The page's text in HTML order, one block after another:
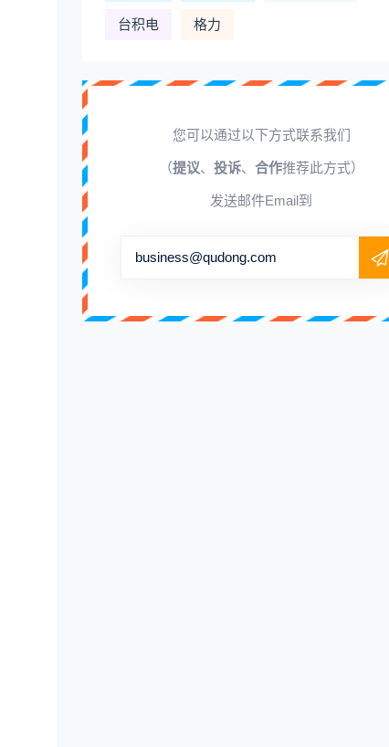
台积电 格力
您可以通过以下方式联系我们
（提议、 投诉、 合作推荐此方式）
发送邮件Email到
business@qudong.com